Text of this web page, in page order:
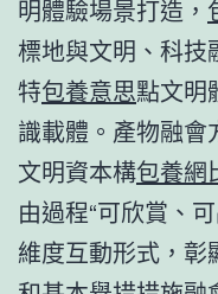
明體驗場景打造，
標地與文明、科技
特包養意思點文明
識載體。產物融會
文明資本構包養網
由過程“可欣賞、
維度互動形式，彰